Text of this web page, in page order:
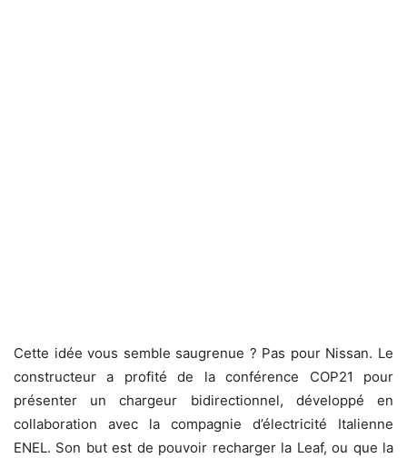
Cette idée vous semble saugrenue ? Pas pour Nissan. Le
constructeur a profité de la conférence COP21 pour
présenter un chargeur bidirectionnel, développé en
collaboration avec la compagnie d’électricité Italienne
ENEL. Son but est de pouvoir recharger la Leaf, ou que la